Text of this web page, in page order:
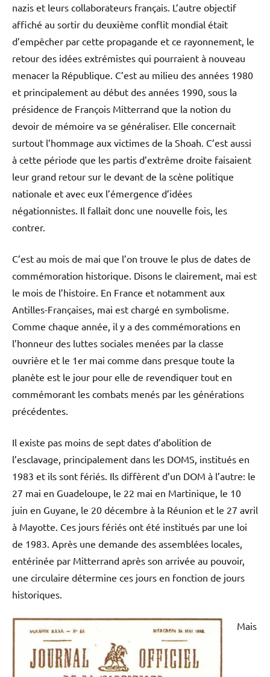
nazis et leurs collaborateurs français. L’autre objectif
affiché au sortir du deuxième conflit mondial était
d’empêcher par cette propagande et ce rayonnement, le
retour des idées extrémistes qui pourraient à nouveau
menacer la République. C’est au milieu des années 1980
et principalement au début des années 1990, sous la
présidence de François Mitterrand que la notion du
devoir de mémoire va se généraliser. Elle concernait
surtout l’hommage aux victimes de la Shoah. C’est aussi
à cette période que les partis d’extrême droite faisaient
leur grand retour sur le devant de la scène politique
nationale et avec eux l’émergence d’idées
négationnistes. Il fallait donc une nouvelle fois, les
contrer.
C’est au mois de mai que l’on trouve le plus de dates de
commémoration historique. Disons le clairement, mai est
le mois de l’histoire. En France et notamment aux
Antilles-Françaises, mai est chargé en symbolisme.
Comme chaque année, il y a des commémorations en
l’honneur des luttes sociales menées par la classe
ouvrière et le 1er mai comme dans presque toute la
planète est le jour pour elle de revendiquer tout en
commémorant les combats menés par les générations
précédentes.
Il existe pas moins de sept dates d’abolition de
l’esclavage, principalement dans les DOMS, institués en
1983 et ils sont fériés. Ils diffèrent d’un DOM à l’autre: le
27 mai en Guadeloupe, le 22 mai en Martinique, le 10
juin en Guyane, le 20 décembre à la Réunion et le 27 avril
à Mayotte. Ces jours fériés ont été institués par une loi
de 1983. Après une demande des assemblées locales,
entérinée par Mitterrand après son arrivée au pouvoir,
une circulaire détermine ces jours en fonction de jours
historiques.
Mais